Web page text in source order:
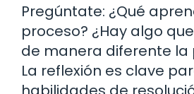
Pregúntate: ¿Qué
proceso? ¿Hay algo
de manera diferente la
La reflexión es clave